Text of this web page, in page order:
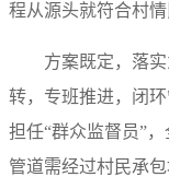
程从源头就符合村情
方案既定，落
转，专班推进，闭
担任“群众监督员”
管道需经过村民承